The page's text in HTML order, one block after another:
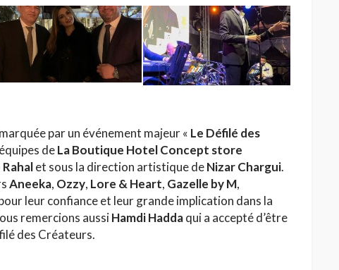
par un événement majeur « Le Défilé des
deLa Boutique Hotel Concept store
et sous la direction artistique deNizar Chargui.
Aneeka, Ozzy, Lore & Heart, Gazelle by M,
leur confiance et leur grande implication dans la
remercions aussiHamdi Haddaqui a accepté d’être
des Créateurs.